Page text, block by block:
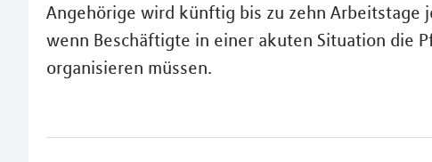
Angehörige wird künftig bis zu zehn Arbeitstage
wenn Beschäftigte in einer akuten Situation die
organisieren müssen.